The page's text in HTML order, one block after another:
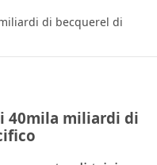
di becquerel di
40mila miliardi di